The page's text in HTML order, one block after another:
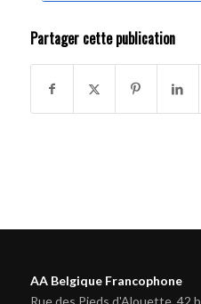
Partager cette publication
AA Belgique Francophone
Rue des Pieds d'Alouette, 42 b